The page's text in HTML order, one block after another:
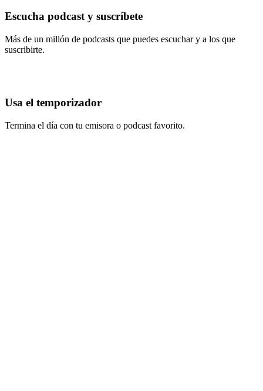
Escucha podcast y suscríbete
Más de un millón de podcasts que puedes escuchar y a los que
suscribirte.
Usa el temporizador
Termina el día con tu emisora o podcast favorito.